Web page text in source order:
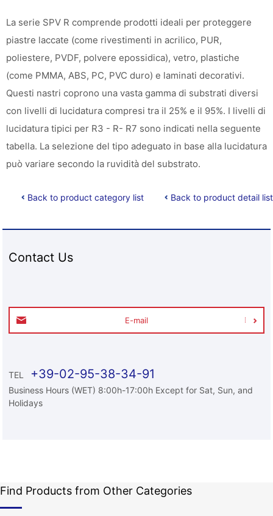
La serie SPV R comprende prodotti ideali per proteggere
piastre laccate (come rivestimenti in acrilico, PUR,
poliestere, PVDF, polvere epossidica), vetro, plastiche
(come PMMA, ABS, PC, PVC duro) e laminati decorativi.
Questi nastri coprono una vasta gamma di substrati diversi
con livelli di lucidatura compresi tra il 25% e il 95%. I livelli di
lucidatura tipici per R3 - R- R7 sono indicati nella seguente
tabella. La selezione del tipo adeguato in base alla lucidatura
può variare secondo la ruvidità del substrato.
Back to product category list Back to product detail list
Contact Us
E-mail
TEL +39-02-95-38-34-91
Business Hours (WET) 8:00h-17:00h Except for Sat, Sun, and
Holidays
Find Products from Other Categories